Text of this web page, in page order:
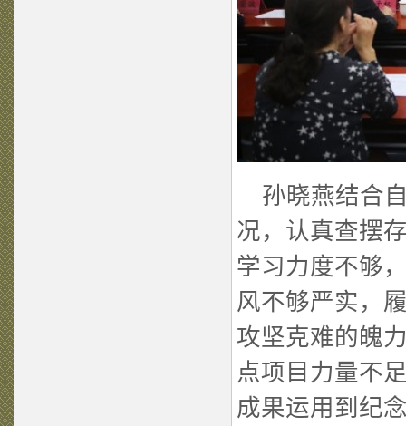
孙晓燕结合
况，认真查摆
学习力度不够
风不够严实，
攻坚克难的魄
点项目力量不
成果运用到纪